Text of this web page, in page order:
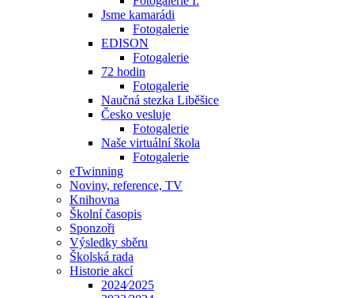
Jsme kamarádi
Fotogalerie
EDISON
Fotogalerie
72 hodin
Fotogalerie
Naučná stezka Liběšice
Česko vesluje
Fotogalerie
Naše virtuální škola
Fotogalerie
eTwinning
Noviny, reference, TV
Knihovna
Školní časopis
Sponzoři
Výsledky sběru
Školská rada
Historie akcí
2024⁄2025